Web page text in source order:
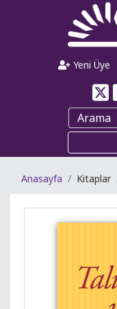
Yeni Üye
Anasayfa Kitaplar